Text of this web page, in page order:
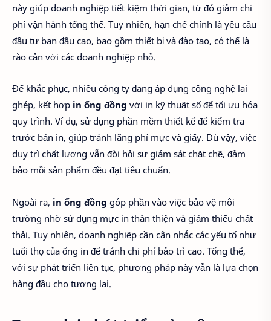
này giúp doanh nghiệp tiết kiệm thời gian, từ đó giảm chi
phí vận hành tổng thể. Tuy nhiên, hạn chế chính là yêu cầu
đầu tư ban đầu cao, bao gồm thiết bị và đào tạo, có thể là
rào cản với các doanh nghiệp nhỏ.
Để khắc phục, nhiều công ty đang áp dụng công nghệ lai
ghép, kết hợp in ống đồng với in kỹ thuật số để tối ưu hóa
quy trình. Ví dụ, sử dụng phần mềm thiết kế để kiểm tra
trước bản in, giúp tránh lãng phí mực và giấy. Dù vậy, việc
duy trì chất lượng vẫn đòi hỏi sự giám sát chặt chẽ, đảm
bảo mỗi sản phẩm đều đạt tiêu chuẩn.
Ngoài ra, in ống đồng góp phần vào việc bảo vệ môi
trường nhờ sử dụng mực in thân thiện và giảm thiểu chất
thải. Tuy nhiên, doanh nghiệp cần cân nhắc các yếu tố như
tuổi thọ của ống in để tránh chi phí bảo trì cao. Tổng thể,
với sự phát triển liên tục, phương pháp này vẫn là lựa chọn
hàng đầu cho tương lai.